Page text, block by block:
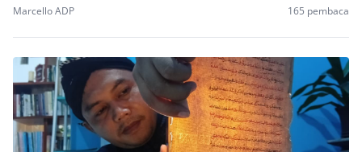
Marcello ADP 165 pembaca